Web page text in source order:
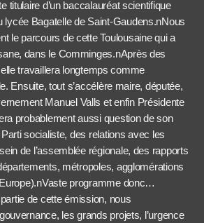
titulaire d’un baccalauréat scientifique
lycée Bagatelle de Saint-Gaudens.nNous
le parcours de cette Toulousaine qui a
dans le Comminges.nAprès des
travaillera longtemps comme
Ensuite, tout s’accélère maire, députée,
Manuel Valls et enfin Présidente
probablement aussi question de son
socialiste, des relations avec les
de l’assemblée régionale, des rapports
métropoles, agglomérations
programme donc…
de cette émission, nous
les grands projets, l’urgence